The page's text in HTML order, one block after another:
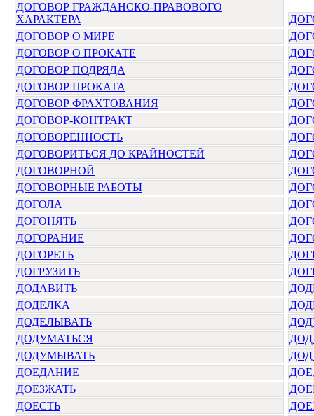
ДОГОВОР ГРАЖДАНСКО-ПРАВОВОГО
ХАРАКТЕРА
ДОГОВОР О МИРЕ
ДОГОВОР О ПРОКАТЕ
ДОГОВОР ПОДРЯДА
ДОГОВОР ПРОКАТА
ДОГОВОР ФРАХТОВАНИЯ
ДОГОВОР-КОНТРАКТ
ДОГОВОРЕННОСТЬ
ДОГОВОРИТЬСЯ ДО КРАЙНОСТЕЙ
ДОГОВОРНОЙ
ДОГОВОРНЫЕ РАБОТЫ
ДОГОЛА
ДОГОНЯТЬ
ДОГОРАНИЕ
ДОГОРЕТЬ
ДОГРУЗИТЬ
ДОДАВИТЬ
ДОДЕЛКА
ДОДЕЛЫВАТЬ
ДОДУМАТЬСЯ
ДОДУМЫВАТЬ
ДОЕДАНИЕ
ДОЕЗЖАТЬ
ДОЕСТЬ